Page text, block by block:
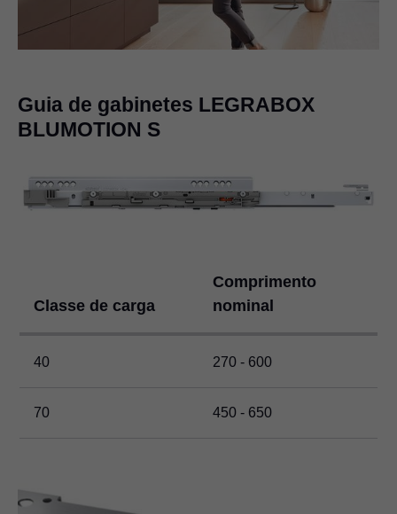
Guia de gabinetes LEGRABOX
BLUMOTION S
Classe de carga
Comprimento
nominal
40 270 - 600
70 450 - 650